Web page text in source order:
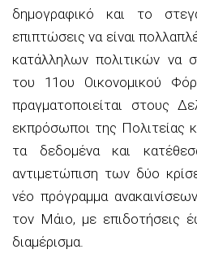
δημογραφικό και το
επιπτώσεις να είναι
κατάλληλων πολιτικών να
του 11ου Οικονομικού
πραγματοποιείται στους
εκπρόσωποι της Πολιτείας
τα δεδομένα και
αντιμετώπιση των δύο
νέο πρόγραμμα
τον Μάιο, με επιδοτήσεις
διαμέρισμα.